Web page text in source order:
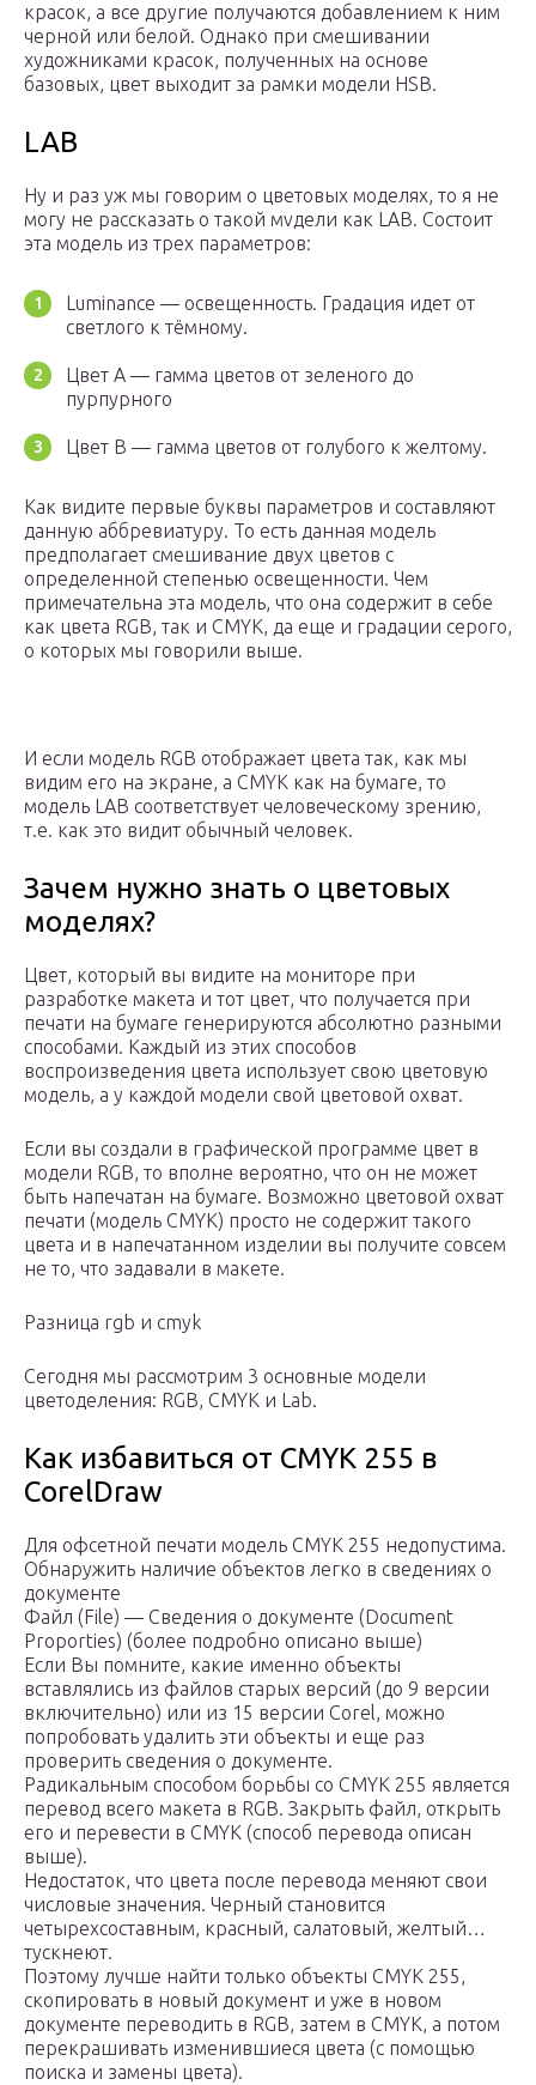
красок, а все другие получаются добавлением к ним
черной или белой. Однако при смешивании
художниками красок, полученных на основе
базовых, цвет выходит за рамки модели HSB.
LAB
Ну и раз уж мы говорим о цветовых моделях, то я не
могу не рассказать о такой мvдели как LAB. Состоит
эта модель из трех параметров:
Luminance — освещенность. Градация идет от
светлого к тёмному.
Цвет A — гамма цветов от зеленого до
пурпурного
Цвет B — гамма цветов от голубого к желтому.
Как видите первые буквы параметров и составляют
данную аббревиатуру. То есть данная модель
предполагает смешивание двух цветов с
определенной степенью освещенности. Чем
примечательна эта модель, что она содержит в себе
как цвета RGB, так и CMYK, да еще и градации серого,
о которых мы говорили выше.
И если модель RGB отображает цвета так, как мы
видим его на экране, а CMYK как на бумаге, то
модель LAB соответствует человеческому зрению,
т.е. как это видит обычный человек.
Зачем нужно знать о цветовых
моделях?
Цвет, который вы видите на мониторе при
разработке макета и тот цвет, что получается при
печати на бумаге генерируются абсолютно разными
способами. Каждый из этих способов
воспроизведения цвета использует свою цветовую
модель, а у каждой модели свой цветовой охват.
Если вы создали в графической программе цвет в
модели RGB, то вполне вероятно, что он не может
быть напечатан на бумаге. Возможно цветовой охват
печати (модель CMYK) просто не содержит такого
цвета и в напечатанном изделии вы получите совсем
не то, что задавали в макете.
Разница rgb и cmyk
Сегодня мы рассмотрим 3 основные модели
цветоделения: RGB, CMYK и Lab.
Как избавиться от CMYK 255 в
CorelDraw
Для офсетной печати модель CMYK 255 недопустима.
Обнаружить наличие объектов легко в сведениях о
документе
Файл (File) — Сведения о документе (Document
Proporties) (более подробно описано выше)
Если Вы помните, какие именно объекты
вставлялись из файлов старых версий (до 9 версии
включительно) или из 15 версии Corel, можно
попробовать удалить эти объекты и еще раз
проверить сведения о документе.
Радикальным способом борьбы со CMYK 255 является
перевод всего макета в RGB. Закрыть файл, открыть
его и перевести в CMYK (способ перевода описан
выше).
Недостаток, что цвета после перевода меняют свои
числовые значения. Черный становится
четырехсоставным, красный, салатовый, желтый…
тускнеют.
Поэтому лучше найти только объекты CMYK 255,
скопировать в новый документ и уже в новом
документе переводить в RGB, затем в CMYK, а потом
перекрашивать изменившиеся цвета (с помощью
поиска и замены цвета).